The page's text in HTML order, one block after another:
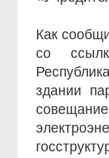
Как
со
здании